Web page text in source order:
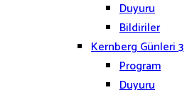
Duyuru
Bildiriler
Kernberg Günleri 3
Program
Duyuru